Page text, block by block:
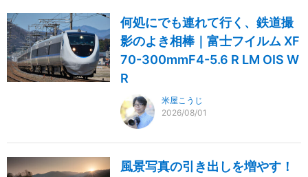
何処にでも連れて行く、鉄道撮
影のよき相棒｜富士フイルム XF
70-300mmF4-5.6 R LM OIS W
R
米屋こうじ
2026/08/01
風景写真の引き出しを増やす！